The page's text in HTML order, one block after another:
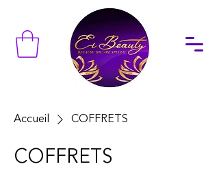
Accueil COFFRETS
COFFRETS